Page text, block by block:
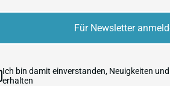
Für Newsletter
Ich bin damit einverstanden, Neuigkeiten
erhalten